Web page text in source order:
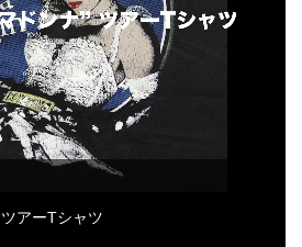
アーTシャツ